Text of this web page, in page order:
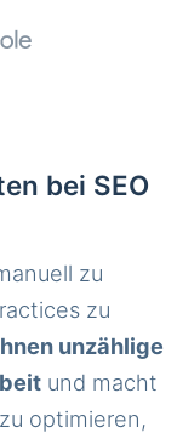
bei SEO
zu
zu
unzählige
und macht
optimieren,